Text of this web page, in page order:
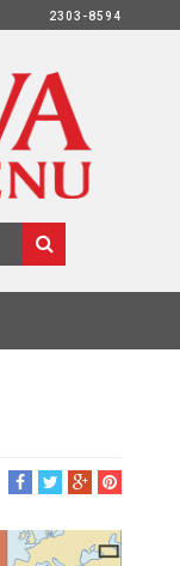
2303-8594